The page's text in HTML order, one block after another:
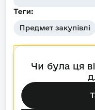
Теги:
Предмет закупівлі
Чи була ця